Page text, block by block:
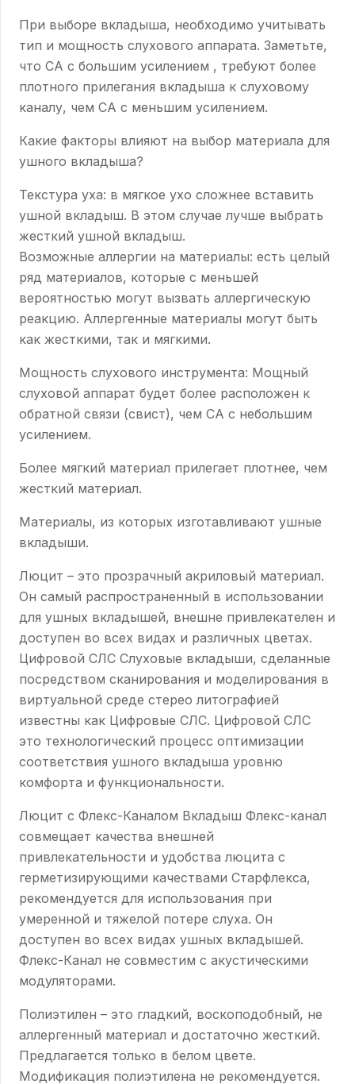
При выборе вкладыша, необходимо учитывать
тип и мощность слухового аппарата. Заметьте,
что СА с большим усилением , требуют более
плотного прилегания вкладыша к слуховому
каналу, чем СА с меньшим усилением.
Какие факторы влияют на выбор материала для
ушного вкладыша?
Текстура уха: в мягкое ухо сложнее вставить
ушной вкладыш. В этом случае лучше выбрать
жесткий ушной вкладыш.
Возможные аллергии на материалы: есть целый
ряд материалов, которые с меньшей
вероятностью могут вызвать аллергическую
реакцию. Аллергенные материалы могут быть
как жесткими, так и мягкими.
Мощность слухового инструмента: Мощный
слуховой аппарат будет более расположен к
обратной связи (свист), чем СА с небольшим
усилением.
Более мягкий материал прилегает плотнее, чем
жесткий материал.
Материалы, из которых изготавливают ушные
вкладыши.
Люцит – это прозрачный акриловый материал.
Он самый распространенный в использовании
для ушных вкладышей, внешне привлекателен и
доступен во всех видах и различных цветах.
Цифровой СЛС Слуховые вкладыши, сделанные
посредством сканирования и моделирования в
виртуальной среде стерео литографией
известны как Цифровые СЛС. Цифровой СЛС
это технологический процесс оптимизации
соответствия ушного вкладыша уровню
комфорта и функциональности.
Люцит с Флекс-Каналом Вкладыш Флекс-канал
совмещает качества внешней
привлекательности и удобства люцита с
герметизирующими качествами Старфлекса,
рекомендуется для использования при
умеренной и тяжелой потере слуха. Он
доступен во всех видах ушных вкладышей.
Флекс-Канал не совместим с акустическими
модуляторами.
Полиэтилен – это гладкий, воскоподобный, не
аллергенный материал и достаточно жесткий.
Предлагается только в белом цвете.
Модификация полиэтилена не рекомендуется.